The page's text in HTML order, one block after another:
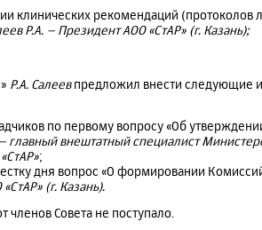
клинических рекомендаций (протоколов
Р.А. – Президент АОО «СтАР» (г. Казань);
Р.А. Салеевпредложил внести следующие
по первому вопросу «Об
главный внештатный специалист
;
дня вопрос «О формировании
(г. Казань).
Совета не поступало.